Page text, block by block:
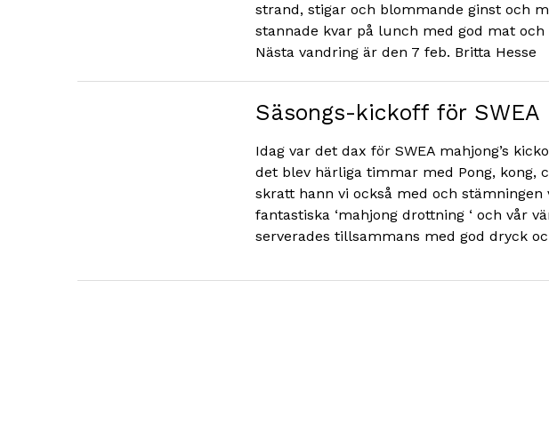
strand, stigar och blommande ginst och
stannade kvar på lunch med god mat och
Nästa vandring är den 7 feb. Britta Hesse
Säsongs-kickoff för SWEA
Idag var det dax för SWEA mahjong’s
det blev härliga timmar med Pong, kong,
skratt hann vi också med och
fantastiska ‘mahjong drottning ‘ och vår
serverades tillsammans med god dryck